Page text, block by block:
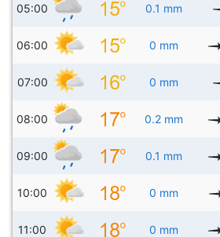
05:00 0.1 mm
06:00 0 mm
07:00 0 mm
08:00 0.2 mm
09:00 0.1 mm
10:00 0 mm
11:00 0 mm